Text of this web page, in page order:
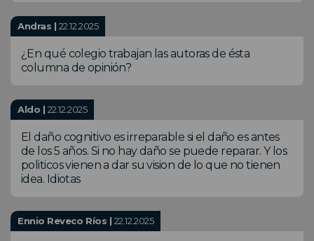
Andras | 22.12.2025
¿En qué colegio trabajan las autoras de ésta
columna de opinión?
Aldo | 22.12.2025
El daño cognitivo es irreparable si el daño es antes
de los 5 años. Si no hay daño se puede reparar. Y los
politicos vienen a dar su vision de lo que no tienen
idea. Idiotas
Ennio Reveco Ríos | 22.12.2025